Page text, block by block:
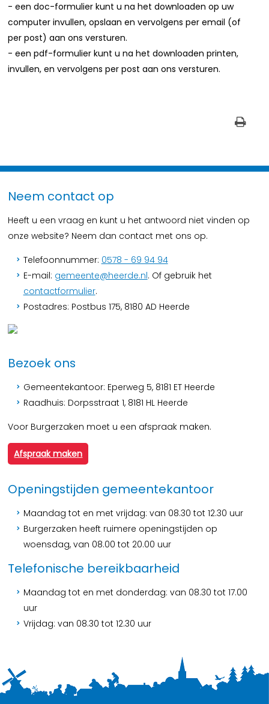
- een doc-formulier kunt u na het downloaden op uw
computer invullen, opslaan en vervolgens per email (of
per post) aan ons versturen.
- een pdf-formulier kunt u na het downloaden printen,
invullen, en vervolgens per post aan ons versturen.
Neem contact op
Heeft u een vraag en kunt u het antwoord niet vinden op
onze website? Neem dan contact met ons op.
Telefoonnummer: 0578 - 69 94 94
E-mail: gemeente@heerde.nl. Of gebruik het
contactformulier.
Postadres: Postbus 175, 8180 AD Heerde
Bezoek ons
Gemeentekantoor: Eperweg 5, 8181 ET Heerde
Raadhuis: Dorpsstraat 1, 8181 HL Heerde
Voor Burgerzaken moet u een afspraak maken.
Afspraak maken
Openingstijden gemeentekantoor
Maandag tot en met vrijdag: van 08.30 tot 12.30 uur
Burgerzaken heeft ruimere openingstijden op
woensdag, van 08.00 tot 20.00 uur
Telefonische bereikbaarheid
Maandag tot en met donderdag: van 08.30 tot 17.00
uur
Vrijdag: van 08.30 tot 12.30 uur